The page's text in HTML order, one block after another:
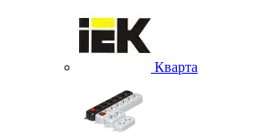
Кварта